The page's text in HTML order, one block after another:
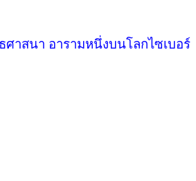
ศาสนา อารามหนึ่งบนโลกไซเบอร์